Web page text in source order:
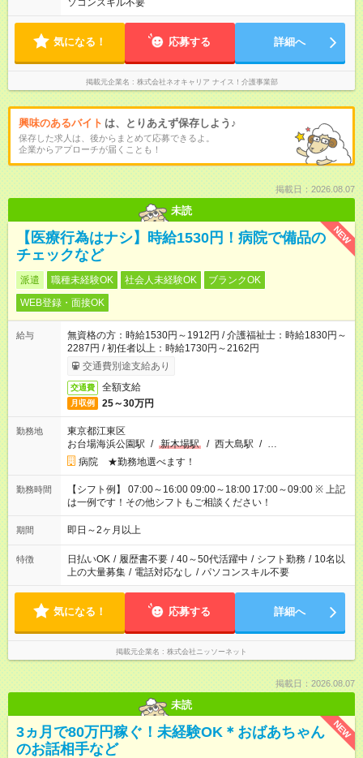
ソコンスキル不要
気になる！ 応募する 詳細へ
掲載元企業名 株式会社ネオキャリア ナイス！介護事業部
興味のあるバイト は、とりあえず保存しよう♪
保存した求人は、後からまとめて応募できるよ。
企業からアプローチが届くことも！
掲載日：2026.08.07
未読
NEW
【医療行為はナシ】時給1530円！病院で備品の
チェックなど
派遣 職種未経験OK 社会人未経験OK
ブランクOK
WEB登録・面接OK
給与
無資格の方：時給1530円～1912円 / 介護福祉士：時給1830円～
2287円 / 初任者以上：時給1730円～2162円
交通費別途支給あり
交通費 全額支給
月収例 25～30万円
勤務地
東京都江東区
お台場海浜公園駅 / 新木場駅 / 西大島駅 / …
病院 ★勤務地選べます！
勤務時間
【シフト例】 07:00～16:00 09:00～18:00 17:00～09:00 ※ 上記
は一例です！その他シフトもご相談ください！
期間 即日～2ヶ月以上
特徴 日払いOK / 履歴書不要 / 40～50代活躍中 / シフト勤務 / 10名以
上の大量募集 / 電話対応なし / パソコンスキル不要
気になる！ 応募する 詳細へ
掲載元企業名 株式会社ニッソーネット
掲載日：2026.08.07
未読
NEW
3ヵ月で80万円稼ぐ！未経験OK＊おばあちゃん
のお話相手など